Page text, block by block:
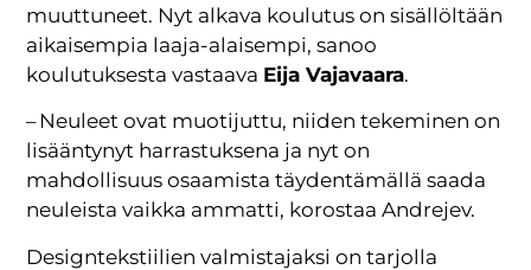
muuttuneet. Nyt alkava koulutus on sisällöltään
aikaisempia laaja-alaisempi, sanoo
koulutuksesta vastaava Eija Vajavaara.
– Neuleet ovat muotijuttu, niiden tekeminen on
lisääntynyt harrastuksena ja nyt on
mahdollisuus osaamista täydentämällä saada
neuleista vaikka ammatti, korostaa Andrejev.
Designtekstiilien valmistajaksi on tarjolla